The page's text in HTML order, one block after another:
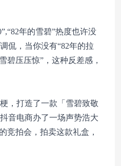
年的雪碧”热度也许没
侃，当你没有“82年的拉
碧压压惊”，这种反差感，
，打造了一款「雪碧致敬
音电商办了一场声势浩大
竞拍会，拍卖这款礼盒，